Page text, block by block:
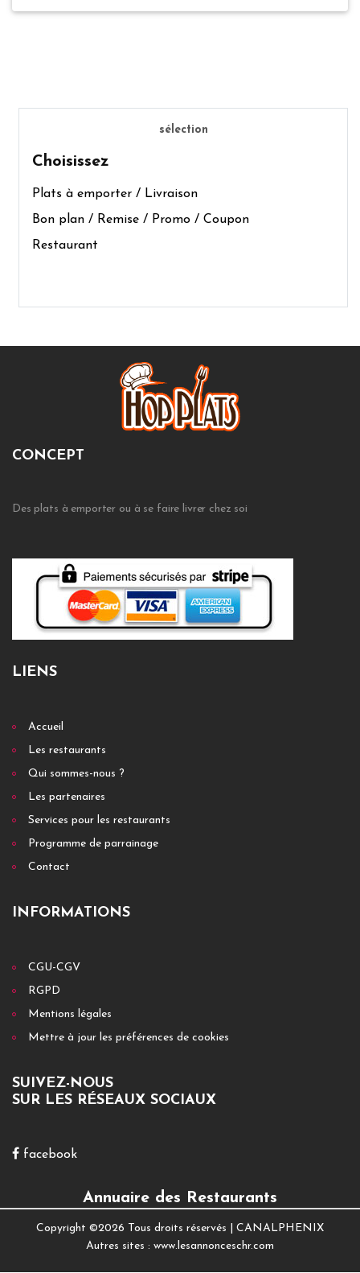
sélection
Choisissez
Plats à emporter / Livraison
Bon plan / Remise / Promo / Coupon
Restaurant
CONCEPT
Des plats à emporter ou à se faire livrer chez soi
LIENS
Accueil
Les restaurants
Qui sommes-nous ?
Les partenaires
Services pour les restaurants
Programme de parrainage
Contact
INFORMATIONS
CGU-CGV
RGPD
Mentions légales
Mettre à jour les préférences de cookies
SUIVEZ-NOUS
SUR LES RÉSEAUX SOCIAUX
facebook
Annuaire des Restaurants
Copyright ©2026 Tous droits réservés | CANALPHENIX
Autres sites : www.lesannonceschr.com